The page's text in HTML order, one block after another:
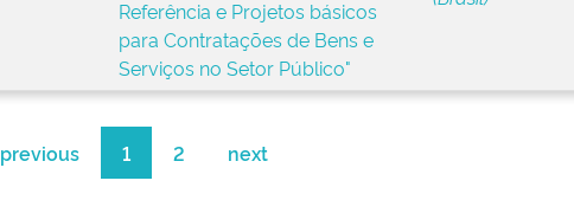
Referência e Projetos básicos
para Contratações de Bens e
Serviços no Setor Público"
previous 1 2 next